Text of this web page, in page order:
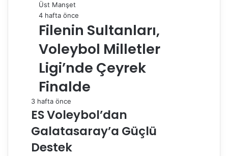
Üst Manşet
4 hafta önce
Filenin Sultanları,
Voleybol Milletler
Ligi’nde Çeyrek
Finalde
3 hafta önce
ES Voleybol’dan
Galatasaray’a Güçlü
Destek